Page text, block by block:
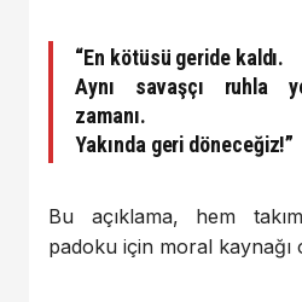
“En kötüsü geride kaldı.
Aynı savaşçı ruhla
zamanı.
Yakında geri döneceğiz!”
Bu açıklama, hem
padoku için moral kaynağı